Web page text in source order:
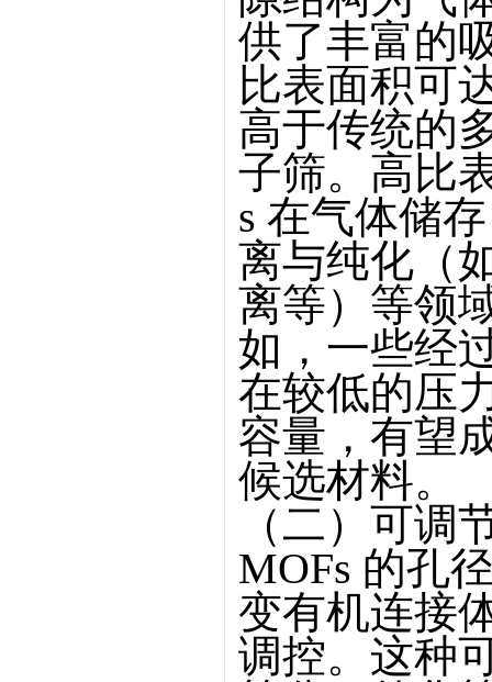
供了丰富的
比表面积可
高于传统的
子筛。高比
s 在气体储
离与纯化（
离等）等领
如，一些经
在较低的压
容量，有望
候选材料。
（二）可调
MOFs 的孔
变有机连接
调控。这种